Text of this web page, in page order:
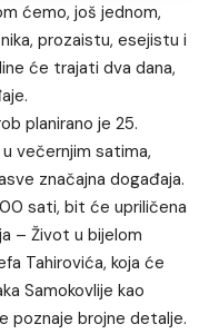
ćemo, još jednom,
prozaistu, esejistu i
će trajati dva dana,
planirano je 25.
večernjim satima,
značajna događaja.
sati, bit će upriličena
– Život u bijelom
Tahirovića, koja će
Samokovlije kao
poznaje brojne detalje.